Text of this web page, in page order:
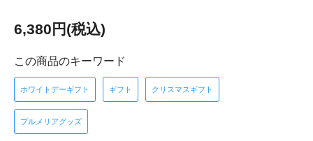
6,380円(税込)
この商品のキーワード
ホワイトデーギフト ギフト クリスマスギフト
プルメリアグッズ